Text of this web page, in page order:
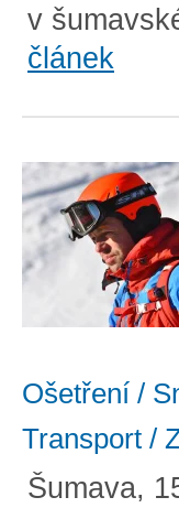
v
článek
Ošetření /
Transport /
Šumava,